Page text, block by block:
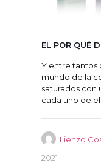
EL POR QUÉ
Y entre tantos
mundo de la
saturados con
cada uno de
Lienzo
2021